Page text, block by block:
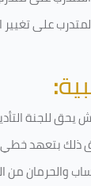
على
:
للجنة
ذلك بتعهد خطي
والحرمان من